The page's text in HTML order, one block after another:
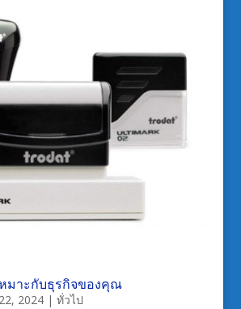
มาะกับธุรกิจของคุณ
2024| ทั่วไป